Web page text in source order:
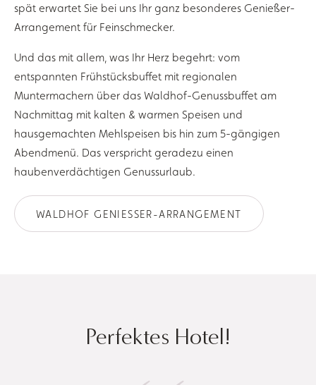
spät erwartet Sie bei uns Ihr ganz besonderes Genießer-
Arrangement für Feinschmecker.
Und das mit allem, was Ihr Herz begehrt: vom
entspannten Frühstücksbuffet mit regionalen
Muntermachern über das Waldhof-Genussbuffet am
Nachmittag mit kalten & warmen Speisen und
hausgemachten Mehlspeisen bis hin zum 5-gängigen
Abendmenü. Das verspricht geradezu einen
haubenverdächtigen Genussurlaub.
WALDHOF GENIESSER-ARRANGEMENT
Perfektes Hotel!